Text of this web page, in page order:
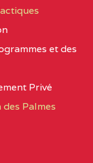
BP
et des
Privé
Palmes